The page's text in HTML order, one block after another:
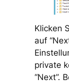
Klicken
auf
private
“Next”.